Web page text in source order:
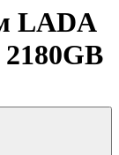
LADA